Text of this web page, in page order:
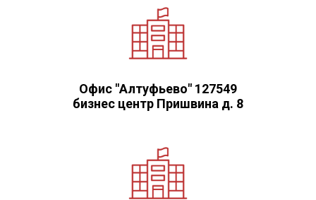
Офис "Алтуфьево" 127549
бизнес центр Пришвина д. 8